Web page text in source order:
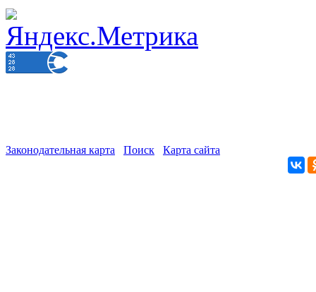
Законодательная карта Поиск Карта сайта